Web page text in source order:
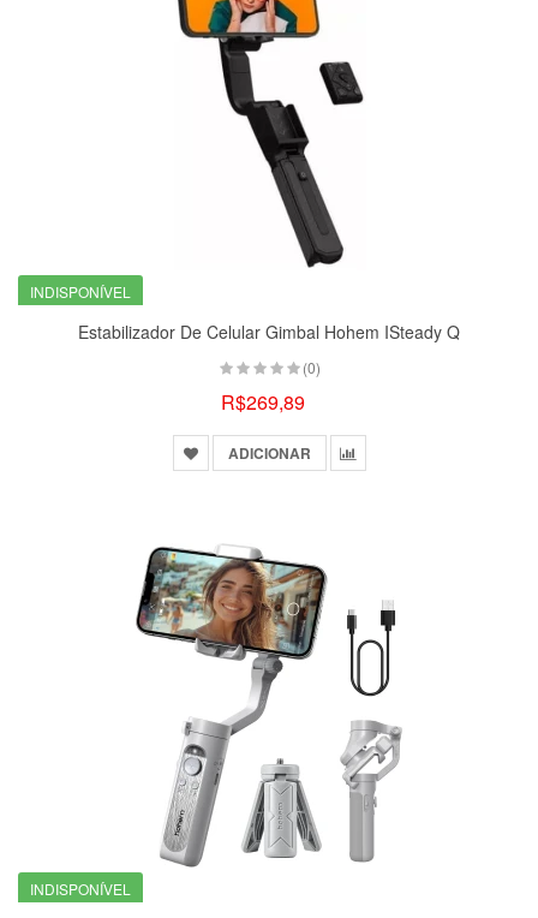
INDISPONÍVEL
Estabilizador De Celular Gimbal Hohem ISteady Q
(0)
R$269,89
ADICIONAR
INDISPONÍVEL